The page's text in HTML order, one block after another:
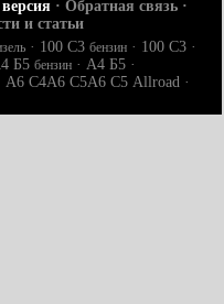
· Обратная связь ·
и статьи
· 100 С3 бензин · 100 С3 ·
Б5 бензин · A4 Б5 ·
A6 С4A6 С5A6 С5 Allroad ·